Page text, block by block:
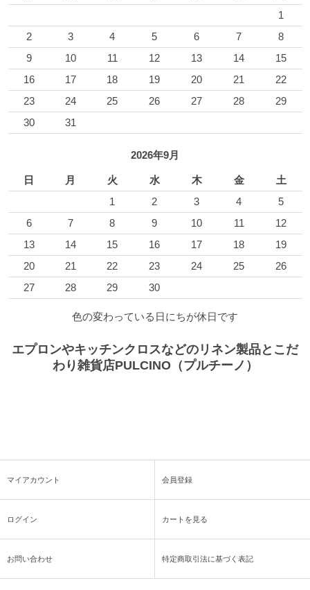
1
2
3 4 5 6 7
8
9
10 11 12 13 14
15
16
17 18 19 20 21
22
23
24 25 26 27 28
29
30
31
2026年9月
日 月 火 水 木 金
土
1
2 3 4
5
6
7 8 9 10 11
12
13
14 15 16 17 18
19
20
21 22 23 24 25
26
27
28 29 30
色の変わっている日にちが休日です
エプロンやキッチンクロスなどのリネン製品とこだ
わり雑貨店PULCINO（プルチーノ）
マイアカウント 会員登録
ログイン カートを見る
お問い合わせ 特定商取引法に基づく表記